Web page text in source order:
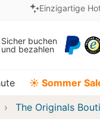
Einzigartige
Sicher buchen
und bezahlen
☀️ Sommer
The Originals